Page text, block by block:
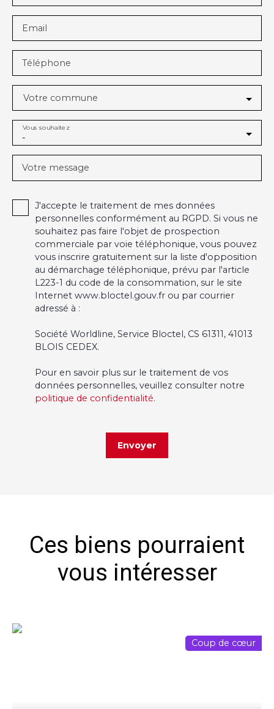
Email
Téléphone
Votre commune
-
Vous souhaitez
Votre message
J'accepte le traitement de mes données
personnelles conformément au RGPD. Si vous ne
souhaitez pas faire l'objet de prospection
commerciale par voie téléphonique, vous pouvez
vous inscrire gratuitement sur la liste d'opposition
au démarchage téléphonique, prévu par l'article
L223-1 du code de la consommation, sur le site
Internet www.bloctel.gouv.fr ou par courrier
adressé à :
Société Worldline, Service Bloctel, CS 61311, 41013
BLOIS CEDEX.
Pour en savoir plus sur le traitement de vos
données personnelles, veuillez consulter notre
politique de confidentialité.
Envoyer
Ces biens pourraient
vous intéresser
Coup de cœur